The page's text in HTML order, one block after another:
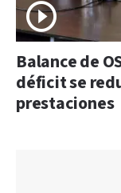
Balance de
déficit se
prestaciones